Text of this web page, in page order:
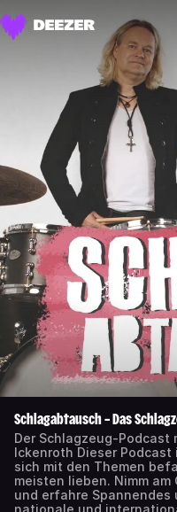
Schlagabtausch – Das
Der Schlagzeug-Podcast
Ickenroth Dieser Podcast
sich mit den Themen
meisten lieben. Nimm
und erfahre Spannendes
nationale und